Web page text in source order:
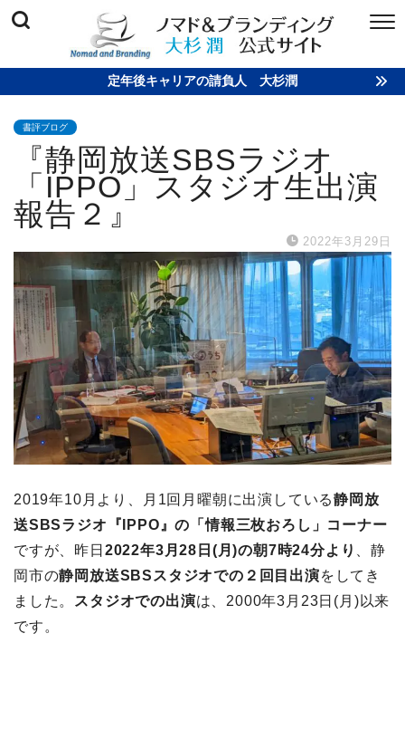
定年後キャリアの請負人 大杉潤
書評ブログ
『静岡放送SBSラジオ
「IPPO」スタジオ生出演
報告２』
2022年3月29日
2019年10月より、月1回月曜朝に出演している静岡放
送SBSラジオ『IPPO』の「情報三枚おろし」コーナー
ですが、昨日 2022年3月28日(月)の朝7時24分より
、静
岡市の静岡放送SBSスタジオでの２回目出演をしてき
ました。
スタジオでの出演は、2000年3月23日(月)以来
です。